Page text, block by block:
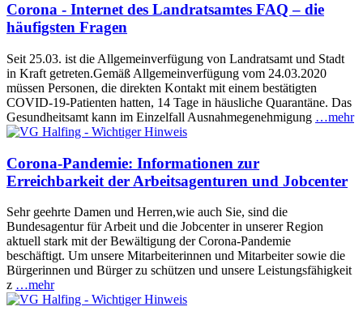
Corona - Internet des Landratsamtes FAQ – die
häufigsten Fragen
Seit 25.03. ist die Allgemeinverfügung von Landratsamt und Stadt
in Kraft getreten.Gemäß Allgemeinverfügung vom 24.03.2020
müssen Personen, die direkten Kontakt mit einem bestätigten
COVID-19-Patienten hatten, 14 Tage in häusliche Quarantäne. Das
Gesundheitsamt kann im Einzelfall Ausnahmegenehmigung …mehr
Corona-Pandemie: Informationen zur
Erreichbarkeit der Arbeitsagenturen und Jobcenter
Sehr geehrte Damen und Herren,wie auch Sie, sind die
Bundesagentur für Arbeit und die Jobcenter in unserer Region
aktuell stark mit der Bewältigung der Corona-Pandemie
beschäftigt. Um unsere Mitarbeiterinnen und Mitarbeiter sowie die
Bürgerinnen und Bürger zu schützen und unsere Leistungsfähigkeit
z …mehr